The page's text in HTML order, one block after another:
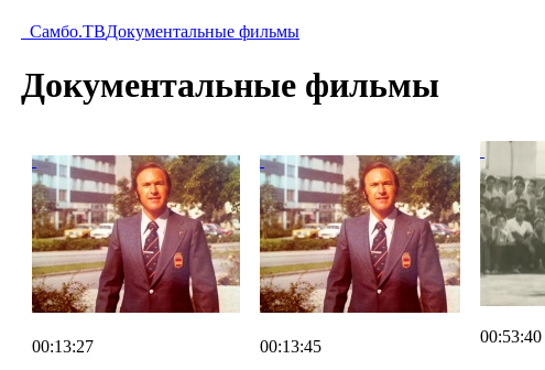
Самбо.ТВДокументальные фильмы
Документальные фильмы
00:13:27 00:13:45
00:53:40